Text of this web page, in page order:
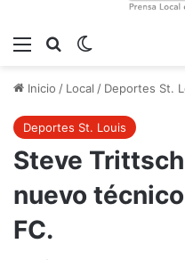
Menú Buscar
Inicio / Local / Deportes St.
Deportes St. Louis
Steve
nuevo
FC.